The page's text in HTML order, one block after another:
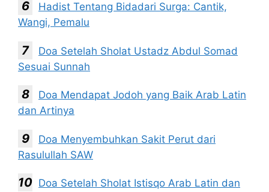
Hadist Tentang Bidadari Surga: Cantik,
Wangi, Pemalu
Doa Setelah Sholat Ustadz Abdul Somad
Sesuai Sunnah
Doa Mendapat Jodoh yang Baik Arab Latin
dan Artinya
Doa Menyembuhkan Sakit Perut dari
Rasulullah SAW
Doa Setelah Sholat Istisqo Arab Latin dan